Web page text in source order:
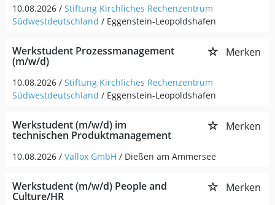
10.08.2026 / Stiftung Kirchliches Rechenzentrum
Südwestdeutschland / Eggenstein-Leopoldshafen
Werkstudent Prozessmanagement
(m/w/d)
Merken
10.08.2026 / Stiftung Kirchliches Rechenzentrum
Südwestdeutschland / Eggenstein-Leopoldshafen
Werkstudent (m/w/d) im
technischen Produktmanagement
Merken
10.08.2026 / Vallox GmbH / Dießen am Ammersee
Werkstudent (m/w/d) People and
Culture/HR
Merken